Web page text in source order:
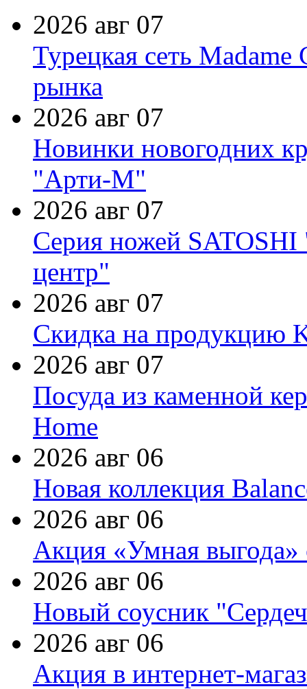
2026 авг 07
Турецкая сеть Madame
рынка
2026 авг 07
Новинки новогодних
"Арти-М"
2026 авг 07
Серия ножей
центр"
2026 авг 07
Скидка на продукцию
2026 авг 07
Посуда из каменной
Home
2026 авг 06
Новая коллекция
2026 авг 06
Акция «Умная выгода»
2026 авг 06
Новый соусник
2026 авг 06
Акция в интернет-